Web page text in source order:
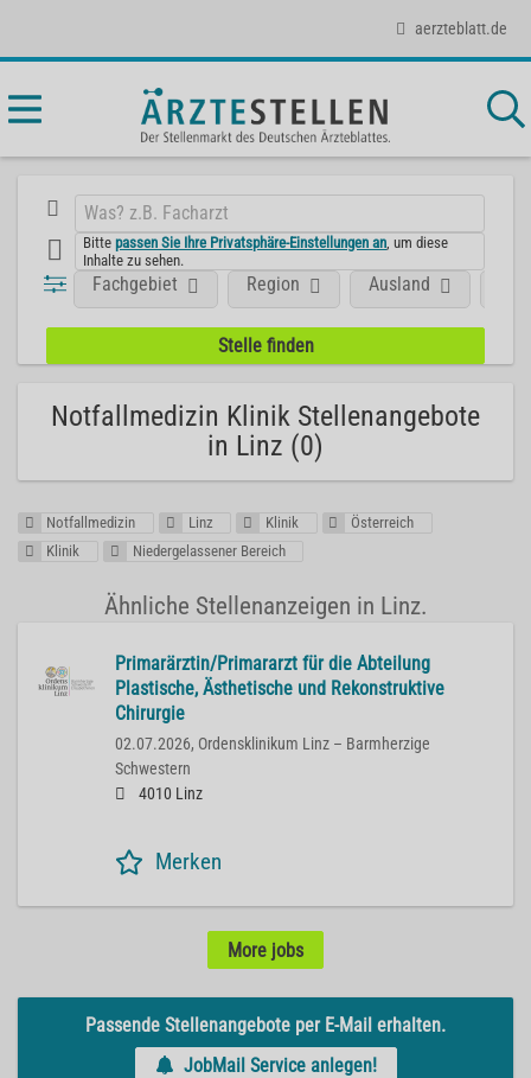
aerzteblatt.de
Bittepassen Sie Ihre Privatsphäre-Einstellungen an , um diese
Inhalte zu sehen.
Fachgebiet Region Ausland
Notfallmedizin Klinik Stellenangebote
in Linz (0)
Notfallmedizin Linz Klinik
Österreich
Klinik
Niedergelassener Bereich
Ähnliche Stellenanzeigen in Linz.
Primarärztin/Primararzt für die Abteilung
Plastische, Ästhetische und Rekonstruktive
Chirurgie
02.07.2026, Ordensklinikum Linz – Barmherzige
Schwestern
4010 Linz
Merken
More jobs
Passende Stellenangebote per E-Mail erhalten.
JobMail Service anlegen!